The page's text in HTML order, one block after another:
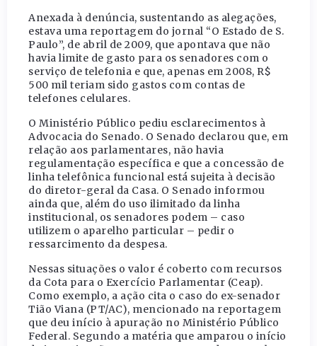
Anexada à denúncia, sustentando as alegações,
estava uma reportagem do jornal “O Estado de S.
Paulo”, de abril de 2009, que apontava que não
havia limite de gasto para os senadores com o
serviço de telefonia e que, apenas em 2008, R$
500 mil teriam sido gastos com contas de
telefones celulares.
O Ministério Público pediu esclarecimentos à
Advocacia do Senado. O Senado declarou que, em
relação aos parlamentares, não havia
regulamentação específica e que a concessão de
linha telefônica funcional está sujeita à decisão
do diretor-geral da Casa. O Senado informou
ainda que, além do uso ilimitado da linha
institucional, os senadores podem – caso
utilizem o aparelho particular – pedir o
ressarcimento da despesa.
Nessas situações o valor é coberto com recursos
da Cota para o Exercício Parlamentar (Ceap).
Como exemplo, a ação cita o caso do ex-senador
Tião Viana (PT/AC), mencionado na reportagem
que deu início à apuração no Ministério Público
Federal. Segundo a matéria que amparou o início